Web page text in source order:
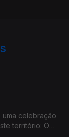
celebração
território: O